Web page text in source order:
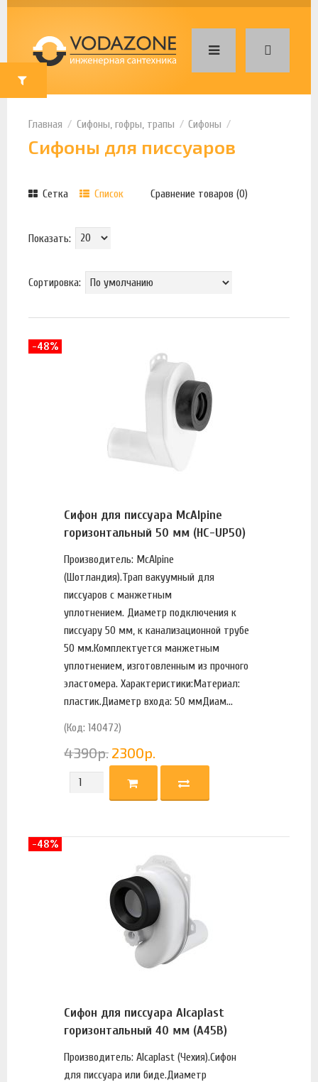
Сифоны, гофры, трапы Сифоны
Сифоны для писсуаров
Сетка Список Сравнение товаров (0)
Показать:
Сортировка:
Сифон для писсуара McAlpine
горизонтальный 50 мм (HC-UP50)
Производитель: McAlpine
(Шотландия).Трап вакуумный для
писсуаров с манжетным
уплотнением. Диаметр подключения к
писсуару 50 мм, к канализационной трубе
50 мм.Комплектуется манжетным
уплотнением, изготовленным из прочного
эластомера. Характеристики:Материал:
пластик.Диаметр входа: 50 ммДиам...
(Код: 140472)
4390р. 2300р.
-48%
Сифон для писсуара Alcaplast
горизонтальный 40 мм (A45B)
Производитель: Alcaplast (Чехия).Сифон
для писсуара или биде.Диаметр
-48%